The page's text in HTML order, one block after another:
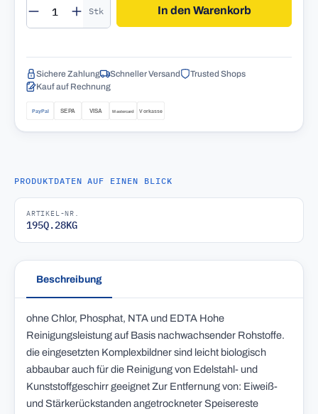
Produkt Anzahl: Gib den gewünschten
Stk In den Warenkorb
Sichere Zahlung Schneller Versand
Trusted Shops
Kauf auf Rechnung
PRODUKTDATEN AUF EINEN BLICK
ARTIKEL-NR.
195Q.28KG
Beschreibung
ohne Chlor, Phosphat, NTA und EDTA Hohe
Reinigungsleistung auf Basis nachwachsender Rohstoffe.
die eingesetzten Komplexbildner sind leicht biologisch
abbaubar auch für die Reinigung von Edelstahl- und
Kunststoffgeschirr geeignet Zur Entfernung von: Eiweiß-
und Stärkerückstanden angetrockneter Speisereste